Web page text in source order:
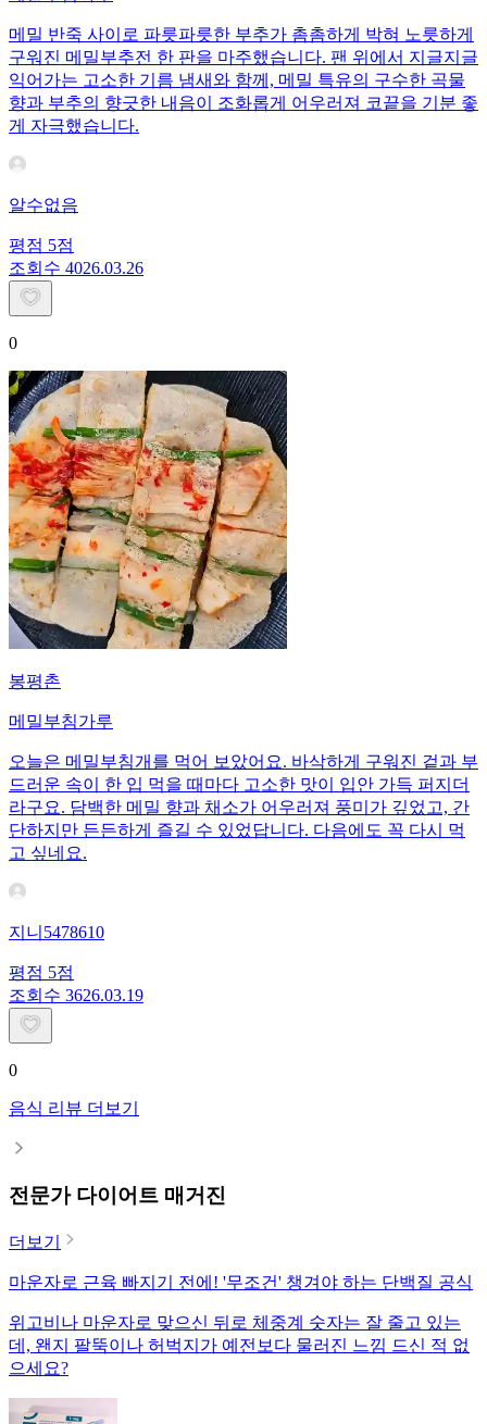
메밀 반죽 사이로 파릇파릇한 부추가 촘촘하게 박혀 노릇하게
구워진 메밀부추전 한 판을 마주했습니다. 팬 위에서 지글지글
익어가는 고소한 기름 냄새와 함께, 메밀 특유의 구수한 곡물
향과 부추의 향긋한 내음이 조화롭게 어우러져 코끝을 기분 좋
게 자극했습니다.
알수없음
평점 5점
조회수 4026.03.26
0
봉평촌
메밀부침가루
오늘은 메밀부침개를 먹어 보았어요. 바삭하게 구워진 겉과 부
드러운 속이 한 입 먹을 때마다 고소한 맛이 입안 가득 퍼지더
라구요. 담백한 메밀 향과 채소가 어우러져 풍미가 깊었고, 간
단하지만 든든하게 즐길 수 있었답니다. 다음에도 꼭 다시 먹
고 싶네요.
지니5478610
평점 5점
조회수 3626.03.19
0
음식 리뷰 더보기
전문가 다이어트 매거진
더보기
마운자로 근육 빠지기 전에! '무조건' 챙겨야 하는 단백질 공식
위고비나 마운자로 맞으신 뒤로 체중계 숫자는 잘 줄고 있는
데, 왠지 팔뚝이나 허벅지가 예전보다 물러진 느낌 드신 적 없
으세요?